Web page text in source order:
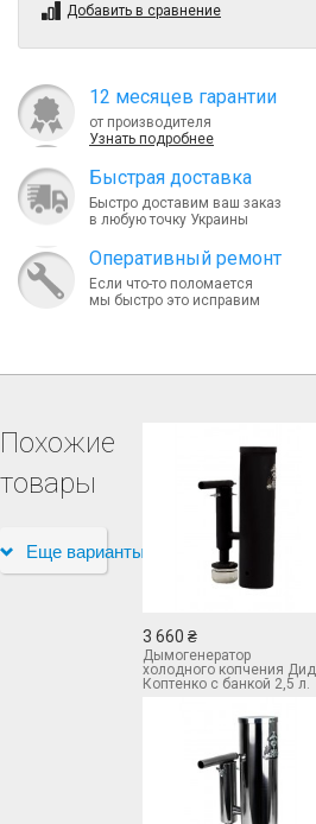
Добавить в сравнение
12 месяцев гарантии
от производителя
Узнать подробнее
Быcтрая доставка
Быстро доставим ваш заказ
в любую точку Украины
Оперативный ремонт
Если что-то поломается
мы быстро это исправим
Похожие
товары
Еще варианты
3 660 ₴
Дымогенератор
холодного копчения Дид
Коптенко с банкой 2,5 л.